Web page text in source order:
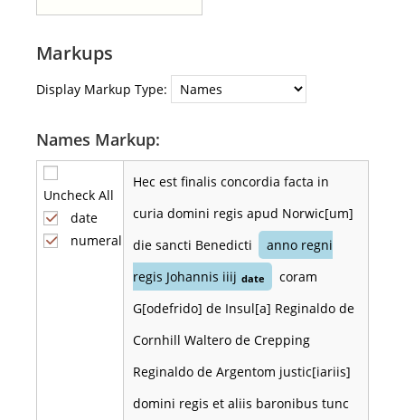
Markups
Display Markup Type:
Names Markup:
Uncheck All
date
numeral
Hec est finalis concordia facta in
curia domini regis apud Norwic[um]
die sancti Benedicti
anno regni
regis Johannis iiij date
coram
G[odefrido] de Insul[a] Reginaldo de
Cornhill Waltero de Crepping
Reginaldo de Argentom justic[iariis]
domini regis et aliis baronibus tunc